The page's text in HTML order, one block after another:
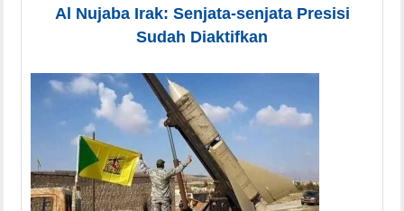
Al Nujaba Irak: Senjata-senjata Presisi
Sudah Diaktifkan